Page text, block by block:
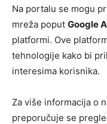
Na portalu se mogu
mreža poput Google
platformi. Ove
tehnologije kako bi
interesima korisnika.
Za više informacija o
preporučuje se